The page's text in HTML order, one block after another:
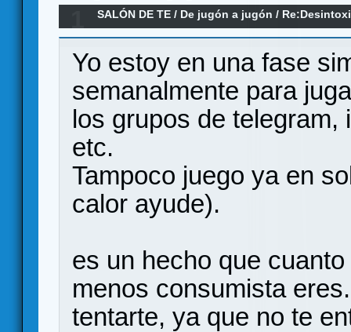
SALÓN DE TE / De jugón a jugón /
Yo estoy en una fase
semanalmente para
los grupos de telegram,
etc.
Tampoco juego ya en
calor ayude).
es un hecho que
menos consumista
tentarte, ya que no te